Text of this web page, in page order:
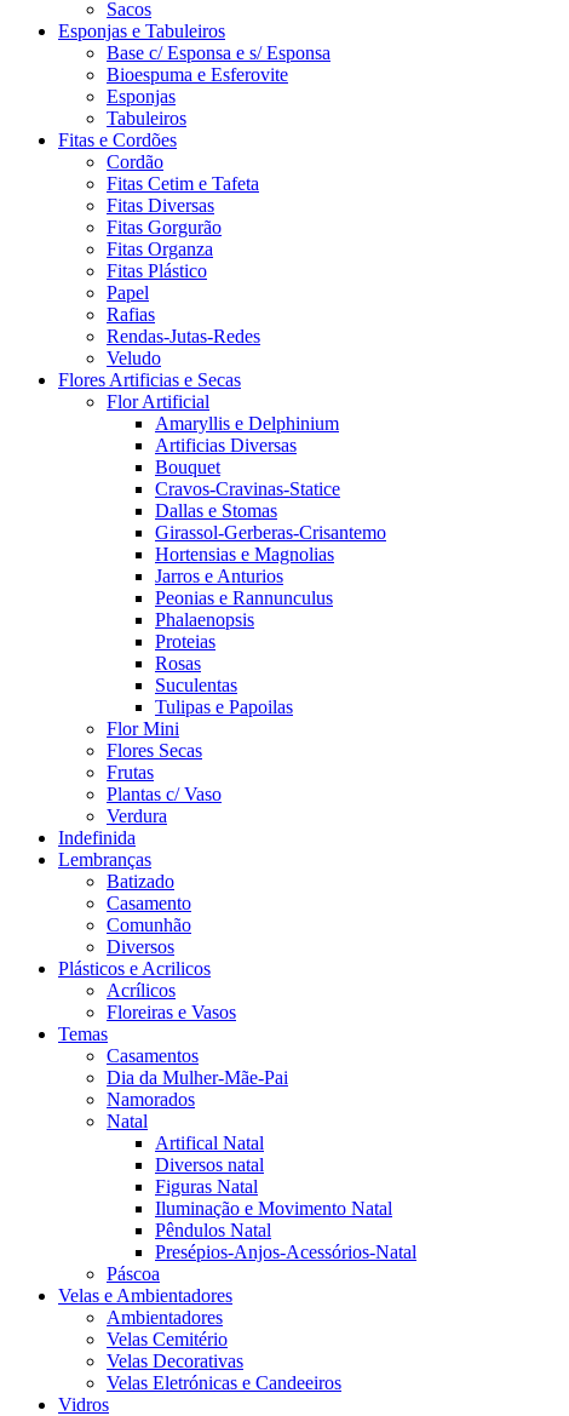
Sacos
Esponjas e Tabuleiros
Base c/ Esponsa e s/ Esponsa
Bioespuma e Esferovite
Esponjas
Tabuleiros
Fitas e Cordões
Cordão
Fitas Cetim e Tafeta
Fitas Diversas
Fitas Gorgurão
Fitas Organza
Fitas Plástico
Papel
Rafias
Rendas-Jutas-Redes
Veludo
Flores Artificias e Secas
Flor Artificial
Amaryllis e Delphinium
Artificias Diversas
Bouquet
Cravos-Cravinas-Statice
Dallas e Stomas
Girassol-Gerberas-Crisantemo
Hortensias e Magnolias
Jarros e Anturios
Peonias e Rannunculus
Phalaenopsis
Proteias
Rosas
Suculentas
Tulipas e Papoilas
Flor Mini
Flores Secas
Frutas
Plantas c/ Vaso
Verdura
Indefinida
Lembranças
Batizado
Casamento
Comunhão
Diversos
Plásticos e Acrilicos
Acrílicos
Floreiras e Vasos
Temas
Casamentos
Dia da Mulher-Mãe-Pai
Namorados
Natal
Artifical Natal
Diversos natal
Figuras Natal
Iluminação e Movimento Natal
Pêndulos Natal
Presépios-Anjos-Acessórios-Natal
Páscoa
Velas e Ambientadores
Ambientadores
Velas Cemitério
Velas Decorativas
Velas Eletrónicas e Candeeiros
Vidros